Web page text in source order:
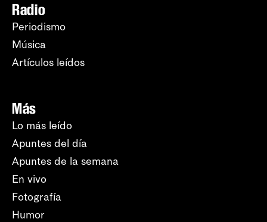
Radio
Periodismo
Música
Artículos leídos
Más
Lo más leído
Apuntes del día
Apuntes de la semana
En vivo
Fotografía
Humor